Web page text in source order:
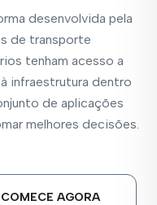
desenvolvida pela
de transporte
tenham acesso a
infraestrutura dentro
de aplicações
melhores decisões.
COMECE AGORA